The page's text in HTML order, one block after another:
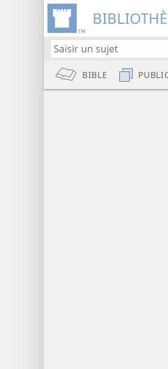
BIBLE